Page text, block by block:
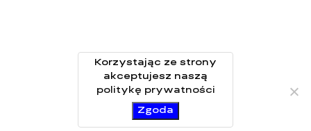
Korzystając ze strony
akceptujesz naszą
politykę prywatności
Zgoda